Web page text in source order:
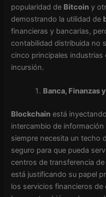
popularidad de Bitcoin y
demostrando la utilidad de
financieras y bancarias,
contabilidad distribuida no
cinco principales industrias
incursión.
Banca, Finanzas
Blockchain está
intercambio de
siempre necesita un techo
seguro para que pueda
centros de transferencia de
está justificando su papel
los servicios financieros